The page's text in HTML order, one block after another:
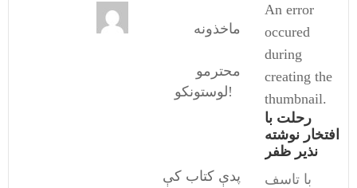
ماخذونه
محترمو
لوستونکو!
پدې کتاب کې
An error
occured
during
creating the
thumbnail.
رحلت با
افتخار نوشته
نذیر ظفر
با تاسف